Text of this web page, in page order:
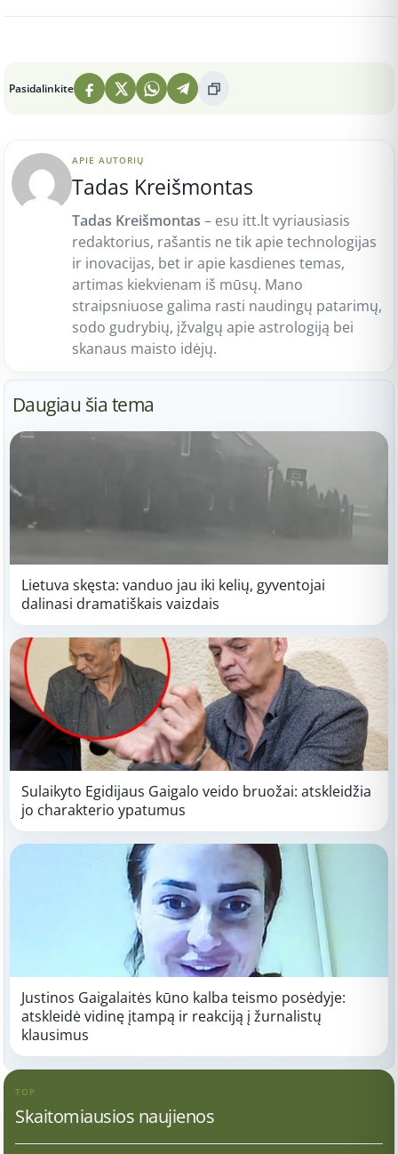
Pasidalinkite
APIE AUTORIŲ
Tadas Kreišmontas
Tadas Kreišmontas – esu itt.lt vyriausiasis
redaktorius, rašantis ne tik apie technologijas
ir inovacijas, bet ir apie kasdienes temas,
artimas kiekvienam iš mūsų. Mano
straipsniuose galima rasti naudingų patarimų,
sodo gudrybių, įžvalgų apie astrologiją bei
skanaus maisto idėjų.
Daugiau šia tema
Lietuva skęsta: vanduo jau iki kelių, gyventojai
dalinasi dramatiškais vaizdais
Sulaikyto Egidijaus Gaigalo veido bruožai: atskleidžia
jo charakterio ypatumus
Justinos Gaigalaitės kūno kalba teismo posėdyje:
atskleidė vidinę įtampą ir reakciją į žurnalistų
klausimus
TOP
Skaitomiausios naujienos